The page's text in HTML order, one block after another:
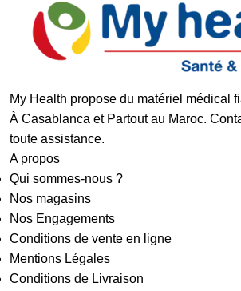
My Health propose du matériel médical
À Casablanca et Partout au Maroc.
toute assistance.
A propos
Qui sommes-nous ?
Nos magasins
Nos Engagements
Conditions de vente en ligne
Mentions Légales
Conditions de Livraison